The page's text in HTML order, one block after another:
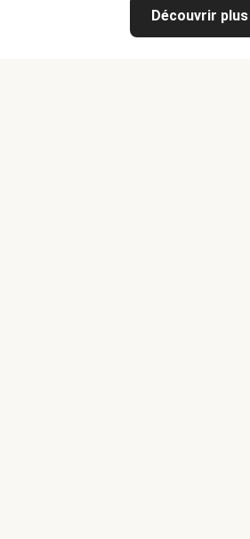
Découvrir plus